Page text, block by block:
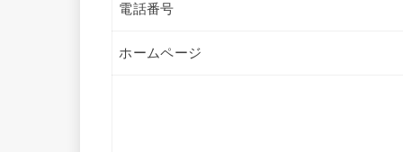
電話番号
ホームページ